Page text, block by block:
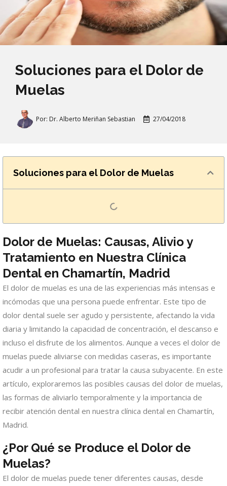
Soluciones para el Dolor de
Muelas
Por: Dr. Alberto Meriñan Sebastian 27/04/2018
Soluciones para el Dolor de Muelas
Dolor de Muelas: Causas, Alivio y
Tratamiento en Nuestra Clínica
Dental en Chamartín, Madrid
El dolor de muelas es una de las experiencias más intensas e
incómodas que una persona puede enfrentar. Este tipo de
dolor dental suele ser agudo y persistente, afectando la vida
diaria y limitando la capacidad de concentración, el descanso e
incluso el disfrute de los alimentos. Aunque a veces el dolor de
muelas puede aliviarse con medidas caseras, es importante
acudir a un profesional para tratar la causa subyacente. En este
artículo, exploraremos las posibles causas del dolor de muelas,
las formas de aliviarlo temporalmente y la importancia de
recibir atención dental en nuestra clínica dental en Chamartín,
Madrid.
¿Por Qué se Produce el Dolor de
Muelas?
El dolor de muelas puede tener diferentes causas, desde